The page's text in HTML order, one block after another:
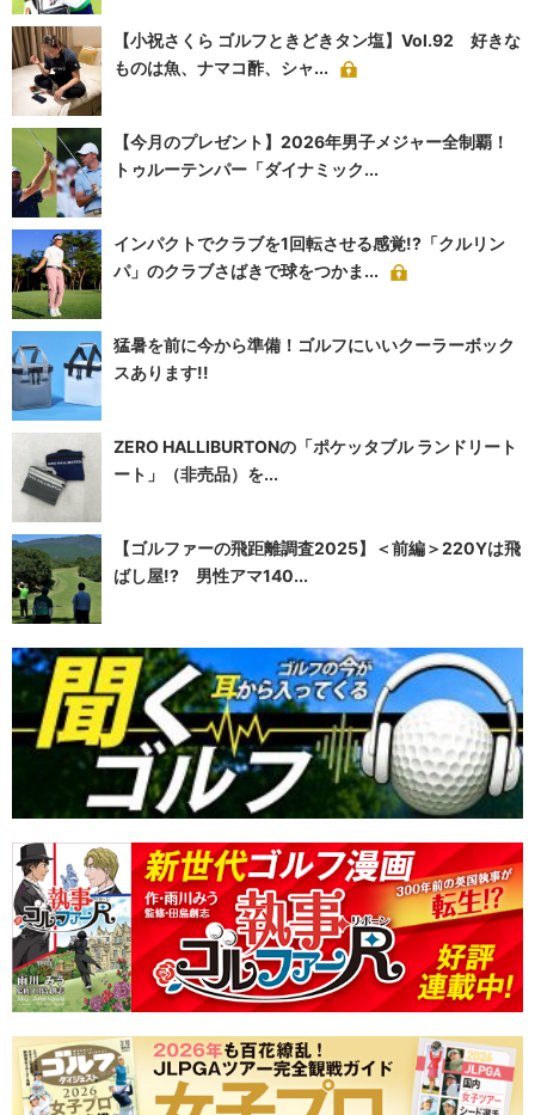
【小祝さくら ゴルフときどきタン塩】Vol.92 好きな
ものは魚、ナマコ酢、シャ...
【今月のプレゼント】2026年男子メジャー全制覇！
トゥルーテンパー「ダイナミック...
インパクトでクラブを1回転させる感覚!?「クルリン
パ」のクラブさばきで球をつかま...
猛暑を前に今から準備！ゴルフにいいクーラーボック
スあります!!
ZERO HALLIBURTONの「ポケッタブル ランドリート
ート」（非売品）を...
【ゴルファーの飛距離調査2025】＜前編＞220Yは飛
ばし屋!? 男性アマ140...